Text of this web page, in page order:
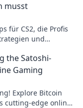
musst
für CS2, die Profis
und
the Satoshi-
Gaming
Explore Bitcoin
cutting-edge online